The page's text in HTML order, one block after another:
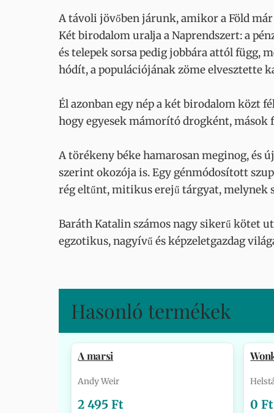
A távoli jövőben járunk, amikor a Föld
Két birodalom uralja a Naprendszert: a
és telepek sorsa pedig jobbára attól függ,
hódít, a populációjának zöme elvesztette
Él azonban egy nép a két birodalom közt
hogy egyesek mámorító drogként,
A törékeny béke hamarosan meginog, és
szerint okozója is. Egy génmódosított
rég eltűnt, mitikus erejű tárgyat, melynek
Baráth Katalin számos nagy sikerű kötet
egzotikus, nagyívű és képzeletgazdag
Hasonló termékek
A marsi
Andy Weir
2 495 Ft 0 Ft